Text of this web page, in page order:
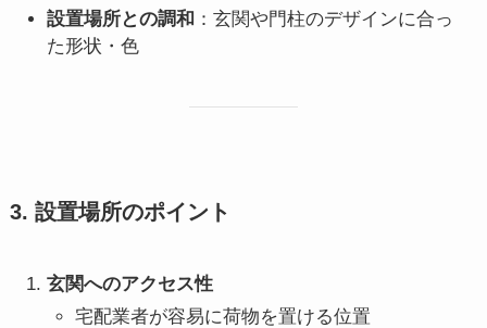
設置場所との調和 ：玄関や門柱のデザインに合っ
た形状・色
3. 設置場所のポイント
玄関へのアクセス性
宅配業者が容易に荷物を置ける位置